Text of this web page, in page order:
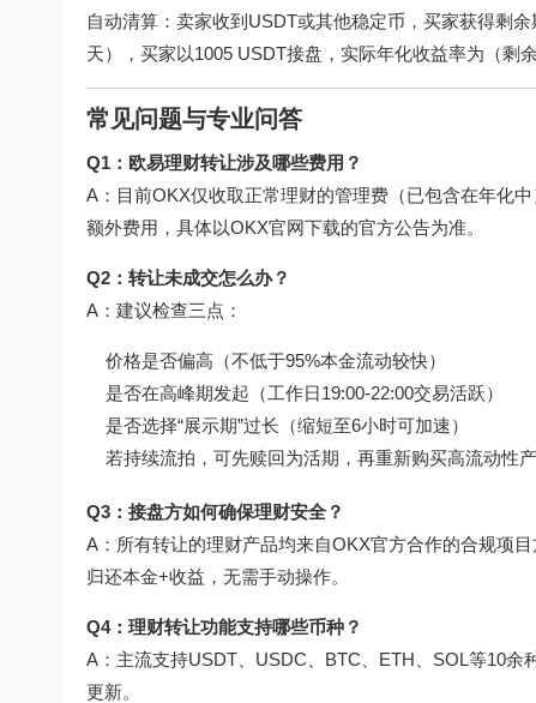
自动清算：卖家收到USDT或其他稳定币，买家获得剩
天），买家以1005 USDT接盘，实际年化收益率为（剩
常见问题与专业问答
Q1：欧易理财转让涉及哪些费用？
A：目前OKX仅收取正常理财的管理费（已包含在年化
额外费用，具体以OKX官网下载的官方公告为准。
Q2：转让未成交怎么办？
A：建议检查三点：
价格是否偏高（不低于95%本金流动较快）
是否在高峰期发起（工作日19:00-22:00交易活跃）
是否选择“展示期”过长（缩短至6小时可加速）
若持续流拍，可先赎回为活期，再重新购买高流动性产
Q3：接盘方如何确保理财安全？
A：所有转让的理财产品均来自OKX官方合作的合规项
归还本金+收益，无需手动操作。
Q4：理财转让功能支持哪些币种？
A：主流支持USDT、USDC、BTC、ETH、SOL等10
更新。